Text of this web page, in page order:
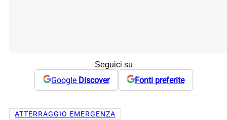
Seguici su
Google Discover Fonti preferite
ATTERRAGGIO EMERGENZA